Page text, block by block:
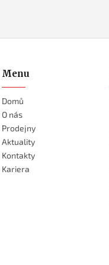
Menu
Domů
O nás
Prodejny
Aktuality
Kontakty
Kariera